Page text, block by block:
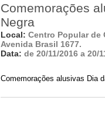
Comemorações
Negra
Local: Centro Popular de
Avenida Brasil 1677.
Data: de 20/11/2016 a 20/
Comemorações alusivas Dia